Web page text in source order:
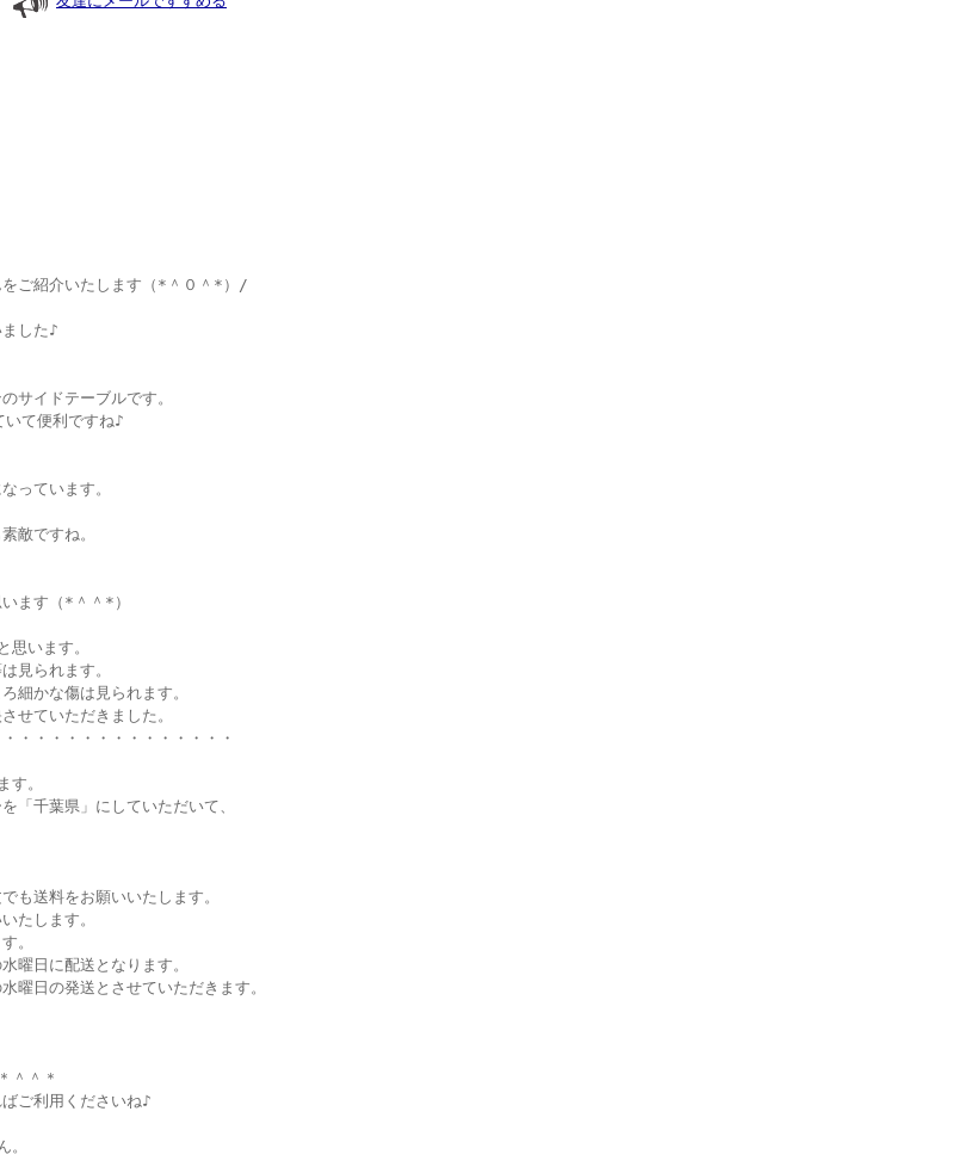
をご紹介いたします（*＾０＾*）/
した♪
サイドテーブルです。
いて便利ですね♪
っています。
敵ですね。
ます（*＾＾*）
思います。
見られます。
細かな傷は見られます。
せていただきました。
・・・・・・・・・・・・・・
す。
「千葉県」にしていただいて、
も送料をお願いいたします。
たします。
。
曜日に配送となります。
曜日の発送とさせていただきます。
＾＾＊
ご利用くださいね♪
。